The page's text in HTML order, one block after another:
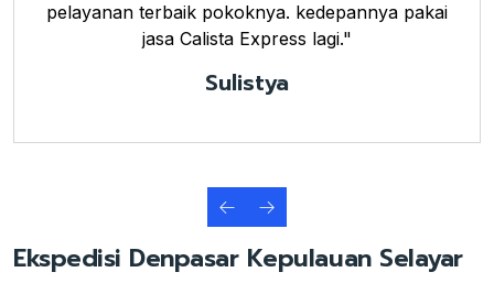
pelayanan terbaik pokoknya. kedepannya pakai
jasa Calista Express lagi."
Sulistya
Ekspedisi Denpasar Kepulauan Selayar